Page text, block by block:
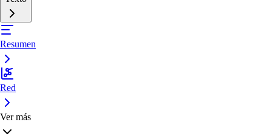
Resumen
Red
Ver más